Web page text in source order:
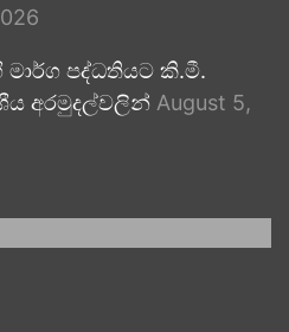
පද්ධතියට කි.මී.
අරමුදල්වලින් August 5,